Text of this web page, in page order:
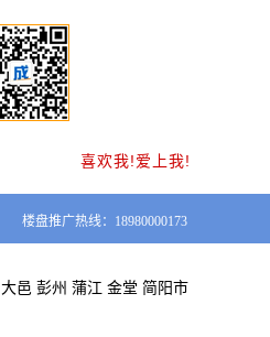
喜欢我!爱上我!
楼盘推广热线：18980000173
大邑 彭州 蒲江 金堂 简阳市